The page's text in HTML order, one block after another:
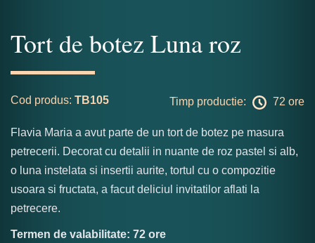
Tort de botez Luna roz
Cod produs: TB105 Timp productie: 72 ore
Flavia Maria a avut parte de un tort de botez pe masura
petrecerii. Decorat cu detalii in nuante de roz pastel si alb,
o luna instelata si insertii aurite, tortul cu o compozitie
usoara si fructata, a facut deliciul invitatilor aflati la
petrecere.
Termen de valabilitate: 72 ore